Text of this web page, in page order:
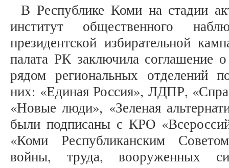
В Республике Коми на стадии
институт общественного
президентской избирательной
палата РК заключила соглашение
рядом региональных отделений
них: «Единая Россия», ЛДПР,
«Новые люди», «Зеленая
были подписаны с КРО
«Коми Республиканским
войны, труда, вооруженных